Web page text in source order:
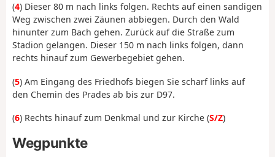
(4) Dieser 80 m nach links folgen. Rechts auf einen sandigen
Weg zwischen zwei Zäunen abbiegen. Durch den Wald
hinunter zum Bach gehen. Zurück auf die Straße zum
Stadion gelangen. Dieser 150 m nach links folgen, dann
rechts hinauf zum Gewerbegebiet gehen.
(5) Am Eingang des Friedhofs biegen Sie scharf links auf
den Chemin des Prades ab bis zur D97.
(6) Rechts hinauf zum Denkmal und zur Kirche (S/Z)
Wegpunkte